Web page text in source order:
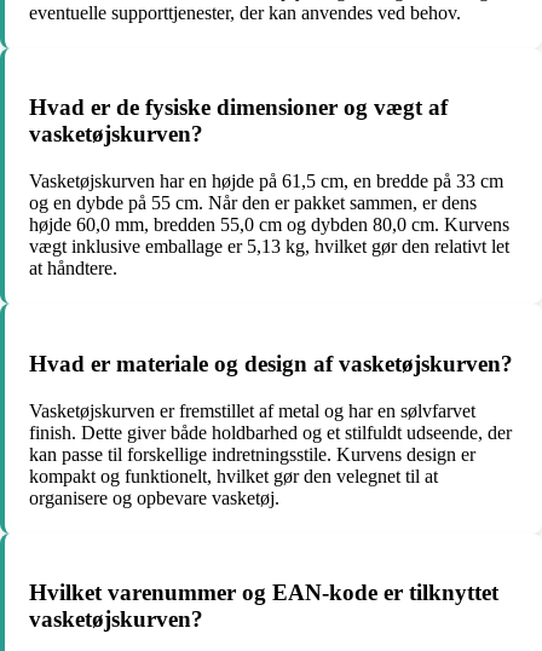
eventuelle supporttjenester, der kan anvendes ved behov.
Hvad er de fysiske dimensioner og vægt af
vasketøjskurven?
Vasketøjskurven har en højde på 61,5 cm, en bredde på 33 cm
og en dybde på 55 cm. Når den er pakket sammen, er dens
højde 60,0 mm, bredden 55,0 cm og dybden 80,0 cm. Kurvens
vægt inklusive emballage er 5,13 kg, hvilket gør den relativt let
at håndtere.
Hvad er materiale og design af vasketøjskurven?
Vasketøjskurven er fremstillet af metal og har en sølvfarvet
finish. Dette giver både holdbarhed og et stilfuldt udseende, der
kan passe til forskellige indretningsstile. Kurvens design er
kompakt og funktionelt, hvilket gør den velegnet til at
organisere og opbevare vasketøj.
Hvilket varenummer og EAN-kode er tilknyttet
vasketøjskurven?